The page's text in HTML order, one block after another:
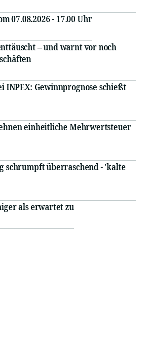
07.08.2026 - 17.00 Uhr
– und warnt vor noch
INPEX: Gewinnprognose schießt
einheitliche Mehrwertsteuer
schrumpft überraschend - 'kalte
als erwartet zu